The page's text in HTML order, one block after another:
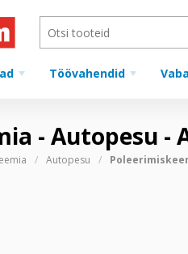
Töövahendid
- Autopesu -
Autopesu